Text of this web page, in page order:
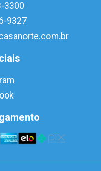
3300
9327